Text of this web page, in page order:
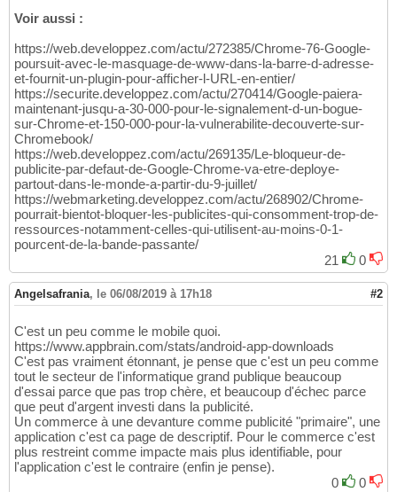
Voir aussi :
https://web.developpez.com/actu/272385/Chrome-76-Google-
poursuit-avec-le-masquage-de-www-dans-la-barre-d-adresse-
et-fournit-un-plugin-pour-afficher-l-URL-en-entier/
https://securite.developpez.com/actu/270414/Google-paiera-
maintenant-jusqu-a-30-000-pour-le-signalement-d-un-bogue-
sur-Chrome-et-150-000-pour-la-vulnerabilite-decouverte-sur-
Chromebook/
https://web.developpez.com/actu/269135/Le-bloqueur-de-
publicite-par-defaut-de-Google-Chrome-va-etre-deploye-
partout-dans-le-monde-a-partir-du-9-juillet/
https://webmarketing.developpez.com/actu/268902/Chrome-
pourrait-bientot-bloquer-les-publicites-qui-consomment-trop-de-
ressources-notamment-celles-qui-utilisent-au-moins-0-1-
pourcent-de-la-bande-passante/
21
0
Angelsafrania, le 06/08/2019 à 17h18 #2
C'est un peu comme le mobile quoi.
https://www.appbrain.com/stats/android-app-downloads
C'est pas vraiment étonnant, je pense que c'est un peu comme
tout le secteur de l'informatique grand publique beaucoup
d'essai parce que pas trop chère, et beaucoup d'échec parce
que peut d'argent investi dans la publicité.
Un commerce à une devanture comme publicité "primaire", une
application c'est ca page de descriptif. Pour le commerce c'est
plus restreint comme impacte mais plus identifiable, pour
l'application c'est le contraire (enfin je pense).
0
0